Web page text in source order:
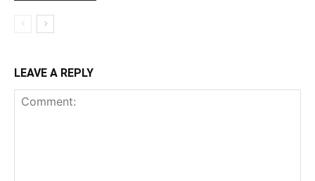
LEAVE A REPLY